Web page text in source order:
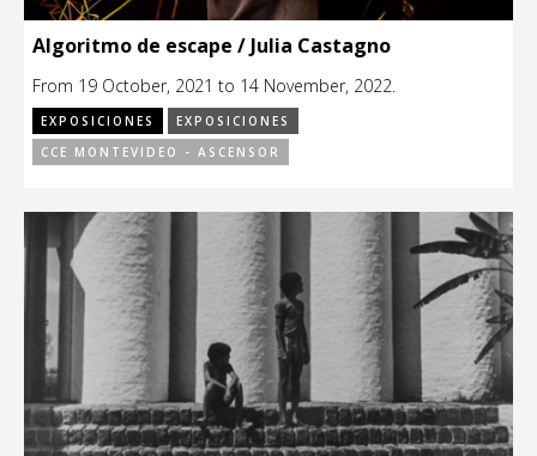
Algoritmo de escape / Julia Castagno
From 19 October, 2021 to 14 November, 2022.
EXPOSICIONES
EXPOSICIONES
CCE MONTEVIDEO - ASCENSOR